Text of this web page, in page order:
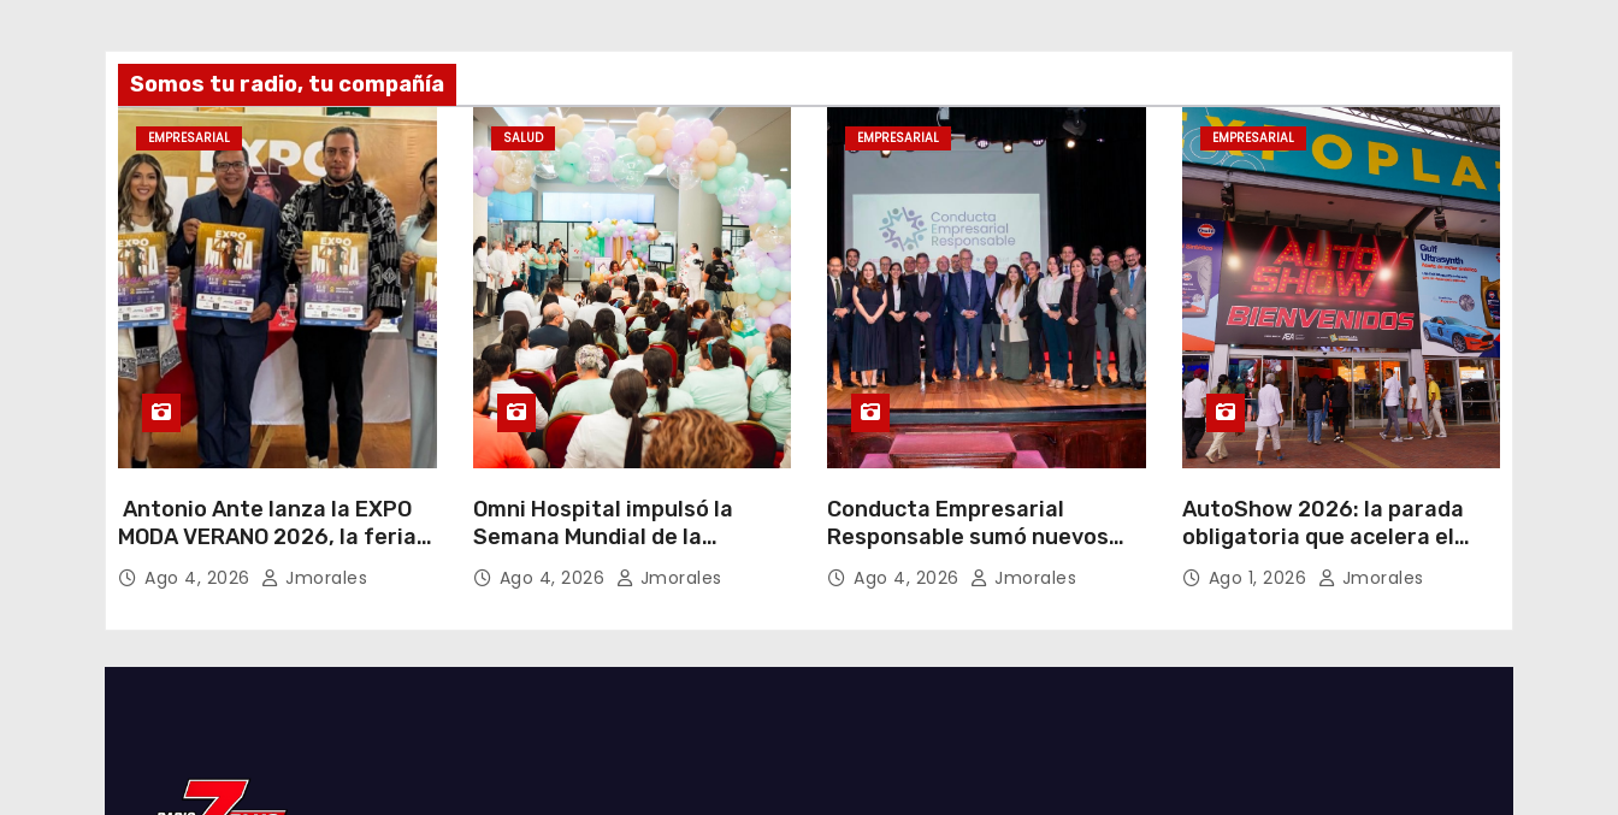
Somos tu radio, tu compañía
EMPRESARIAL
Antonio Ante lanza la EXPO
MODA VERANO 2026, la feria
de moda e industria textil
más importante del Ecuador
Ago 4, 2026 Jmorales
SALUD
Omni Hospital impulsó la
Semana Mundial de la
Lactancia Materna bajo el
lema “Un inicio sostenible en
Ago 4, 2026 Jmorales
EMPRESARIAL
Conducta Empresarial
Responsable sumó nuevos
miembros y fortaleció la
integridad empresarial en
Ago 4, 2026 Jmorales
EMPRESARIAL
AutoShow 2026: la parada
obligatoria que acelera el
mercado automotor
ecuatoriano
Ago 1, 2026 Jmorales